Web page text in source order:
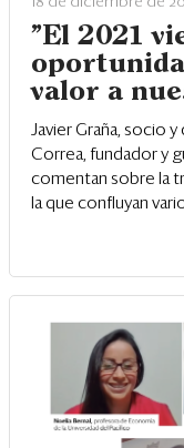
"El 2021
valor a
Javier Graña, socio
Correa, fundador y
comentan sobre la
la que confluyan